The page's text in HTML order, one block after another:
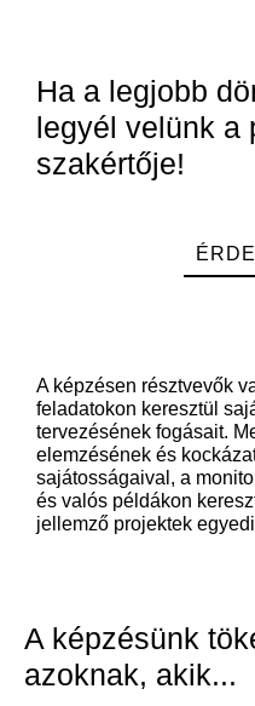
Ha a legjobb
legyél velünk a
szakértője!
A képzésen résztvevők
feladatokon keresztül
tervezésének fogásait.
elemzésének és
sajátosságaival, a
és valós példákon
jellemző projektek
A képzésünk
azoknak, akik...